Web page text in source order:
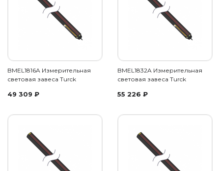
BMEL1816A Измерительная
световая завеса Turck
49 309 ₽
BMEL1832A Измерительная
световая завеса Turck
55 226 ₽